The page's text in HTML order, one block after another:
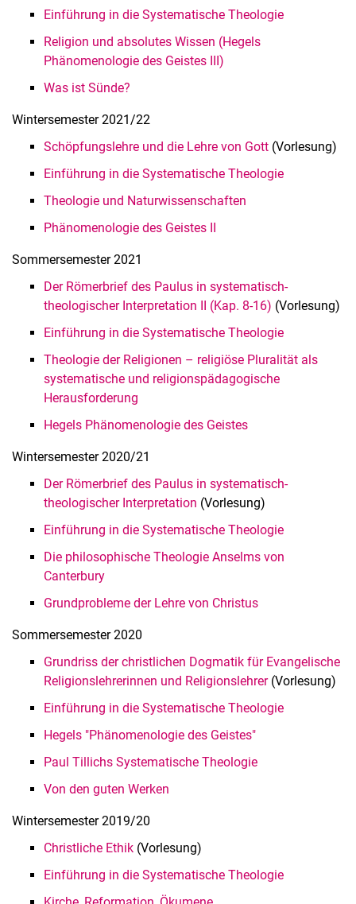
Einführung in die Systematische Theologie
Religion und absolutes Wissen (Hegels
Phänomenologie des Geistes III)
Was ist Sünde?
Wintersemester 2021/22
Schöpfungslehre und die Lehre von Gott (Vorlesung)
Einführung in die Systematische Theologie
Theologie und Naturwissenschaften
Phänomenologie des Geistes II
Sommersemester 2021
Der Römerbrief des Paulus in systematisch-
theologischer Interpretation II (Kap. 8-16) (Vorlesung)
Einführung in die Systematische Theologie
Theologie der Religionen – religiöse Pluralität als
systematische und religionspädagogische
Herausforderung
Hegels Phänomenologie des Geistes
Wintersemester 2020/21
Der Römerbrief des Paulus in systematisch-
theologischer Interpretation (Vorlesung)
Einführung in die Systematische Theologie
Die philosophische Theologie Anselms von
Canterbury
Grundprobleme der Lehre von Christus
Sommersemester 2020
Grundriss der christlichen Dogmatik für Evangelische
Religionslehrerinnen und Religionslehrer(Vorlesung)
Einführung in die Systematische Theologie
Hegels "Phänomenologie des Geistes"
Paul Tillichs Systematische Theologie
Von den guten Werken
Win­ter­se­mes­ter 2019/20
Christliche Ethik (Vorlesung)
Einführung in die Systematische Theologie